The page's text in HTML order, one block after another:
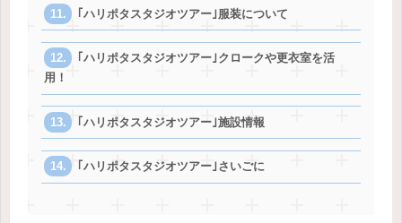
｢ハリポタスタジオツアー｣服装について
｢ハリポタスタジオツアー｣クロークや更衣室を活
用！
｢ハリポタスタジオツアー｣施設情報
｢ハリポタスタジオツアー｣さいごに